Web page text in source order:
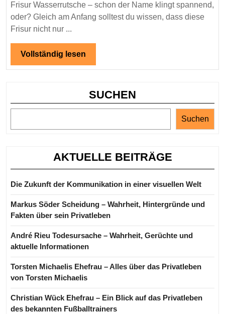
lustigste
Trend
Frisur Wasserrutsche – schon der Name klingt spannend,
oder? Gleich am Anfang solltest du wissen, dass diese
Frisur nicht nur ...
Vollständig lesen
lesen
SUCHEN
Suchen
AKTUELLE BEITRÄGE
Die Zukunft der Kommunikation in einer visuellen Welt
Markus Söder Scheidung – Wahrheit, Hintergründe und
Fakten über sein Privatleben
André Rieu Todesursache – Wahrheit, Gerüchte und
aktuelle Informationen
Torsten Michaelis Ehefrau – Alles über das Privatleben
von Torsten Michaelis
Christian Wück Ehefrau – Ein Blick auf das Privatleben
des bekannten Fußballtrainers